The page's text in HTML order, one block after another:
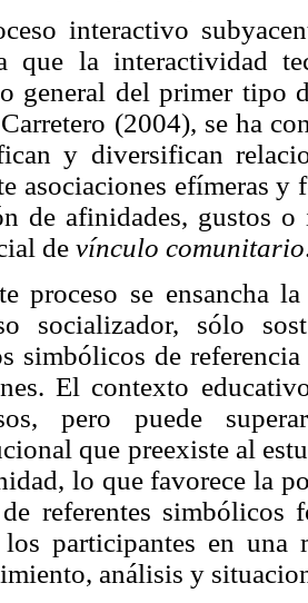
interactivo
que la interactividad
general del primer tipo
(2004), se ha
y diversifican
asociaciones efímeras y
de afinidades, gustos o
de vínculo comunitario
proceso se ensancha
socializador, sólo
simbólicos de
El contexto
pero puede
que preexiste al
lo que favorece la
referentes simbólicos
participantes en una
análisis y